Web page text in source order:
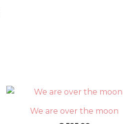
We are over the moon